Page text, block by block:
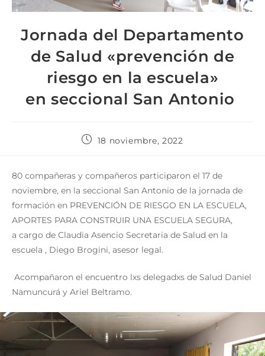
Jornada del Departamento
de Salud «prevención de
riesgo en la escuela»
en seccional San Antonio
18 noviembre, 2022
80 compañeras y compañeros participaron el 17 de
noviembre, en la seccional San Antonio de la jornada de
formación en PREVENCIÓN DE RIESGO EN LA ESCUELA,
APORTES PARA CONSTRUIR UNA ESCUELA SEGURA,
a cargo de Claudia Asencio Secretaria de Salud en la
escuela , Diego Brogini, asesor legal.
Acompañaron el encuentro lxs delegadxs de Salud Daniel
Namuncurá y Ariel Beltramo.